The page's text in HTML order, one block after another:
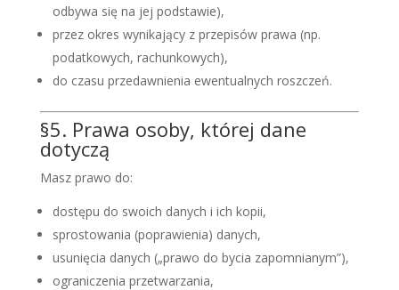
odbywa się na jej podstawie),
przez okres wynikający z przepisów prawa (np.
podatkowych, rachunkowych),
do czasu przedawnienia ewentualnych roszczeń.
§5. Prawa osoby, której dane
dotyczą
Masz prawo do:
dostępu do swoich danych i ich kopii,
sprostowania (poprawienia) danych,
usunięcia danych („prawo do bycia zapomnianym”),
ograniczenia przetwarzania,